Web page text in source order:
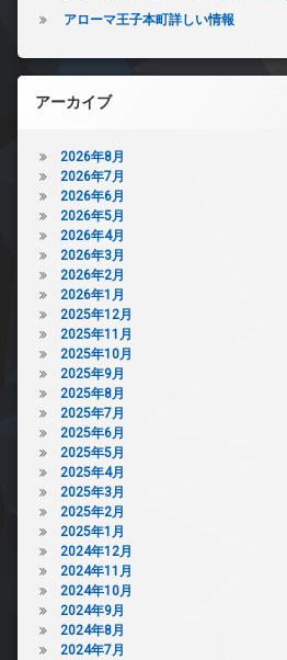
アローマ王子本町詳しい情報
アーカイブ
2026年8月
2026年7月
2026年6月
2026年5月
2026年4月
2026年3月
2026年2月
2026年1月
2025年12月
2025年11月
2025年10月
2025年9月
2025年8月
2025年7月
2025年6月
2025年5月
2025年4月
2025年3月
2025年2月
2025年1月
2024年12月
2024年11月
2024年10月
2024年9月
2024年8月
2024年7月